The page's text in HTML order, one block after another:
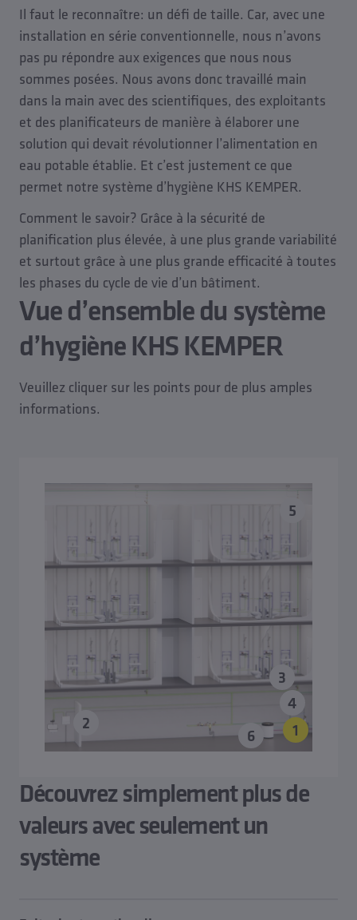
Il faut le reconnaître: un défi de taille. Car, avec une
installation en série conventionnelle, nous n’avons
pas pu répondre aux exigences que nous nous
sommes posées. Nous avons donc travaillé main
dans la main avec des scientifiques, des exploitants
et des planificateurs de manière à élaborer une
solution qui devait révolutionner l’alimentation en
eau potable établie. Et c’est justement ce que
permet notre système d’hygiène KHS KEMPER.
Comment le savoir? Grâce à la sécurité de
planification plus élevée, à une plus grande variabilité
et surtout grâce à une plus grande efficacité à toutes
les phases du cycle de vie d’un bâtiment.
Vue d’ensemble du système
d’hygiène KHS KEMPER
Veuillez cliquer sur les points pour de plus amples
informations.
1
2
3
4
5
6
Découvrez simplement plus de
valeurs avec seulement un
système